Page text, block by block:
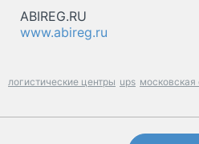
ABIREG.RU
www.abireg.ru
логистические центры ups московская